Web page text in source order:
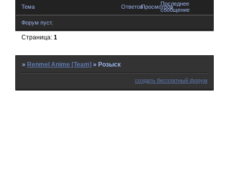
Тема ОтветовПросмотровПоследнее
сообщение
Форум пуст.
Страница:1
»RenmeI Anime [Team] »Розыск
создать бесплатный форум